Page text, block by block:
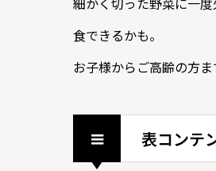
食できるかも。
お子様からご高齢の方
表コンテ